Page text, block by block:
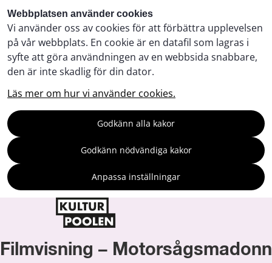
Webbplatsen använder cookies
Vi använder oss av cookies för att förbättra upplevelsen
på vår webbplats. En cookie är en datafil som lagras i
syfte att göra användningen av en webbsida snabbare,
den är inte skadlig för din dator.
Läs mer om hur vi använder cookies.
Godkänn alla kakor
Godkänn nödvändiga kakor
Anpassa inställningar
Filmvisning –